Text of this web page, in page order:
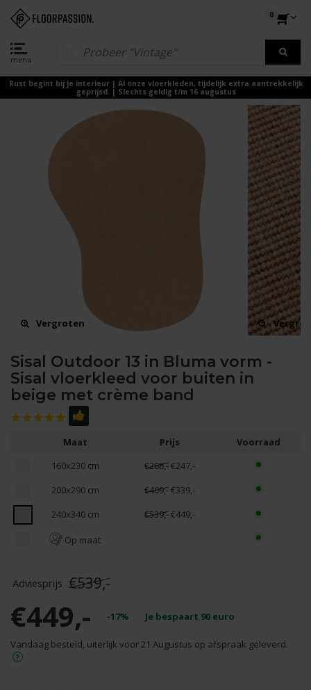
menu
0
Rust begint bij je interieur | Al onze vloerkleden, tijdelijk extra aantrekkelijk
geprijsd. | Slechts geldig t/m 16 augustus
Vergroten
Sisal Outdoor 13 in Bluma vorm -
Sisal vloerkleed voor buiten in
beige met crème band
Maat Prijs
Voorraad
160x230 cm
€288,-€247,-
200x290 cm
€409,-€339,-
240x340 cm
€539,-€449,-
Op maat
€539,-
€449,- -17% Je bespaart 90 euro
Vandaag besteld, uiterlijk voor 21 Augustus op afspraak geleverd.